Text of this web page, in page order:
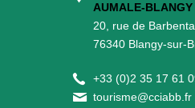
AUMALE-BLANGY
20, rue de
76340 Blangy-sur-
+33 (0)2 35 17 61
tourisme@cciabb.fr